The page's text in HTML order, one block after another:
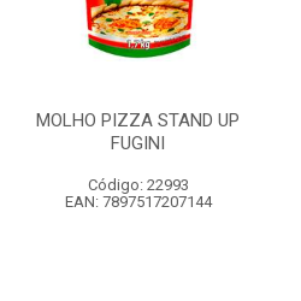
MOLHO PIZZA STAND UP
FUGINI
Código: 22993
EAN: 7897517207144